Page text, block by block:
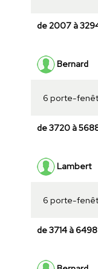
de 2007 à
Bernard
6 porte-
de 3720 à
Lambert
6 porte-
de 3714 à